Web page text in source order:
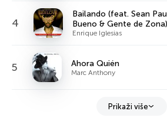
4
Bailando (feat. Sean
Bueno & Gente de
Version]
Enrique Iglesias
5 Ahora Quién
Marc Anthony
Prikaži više